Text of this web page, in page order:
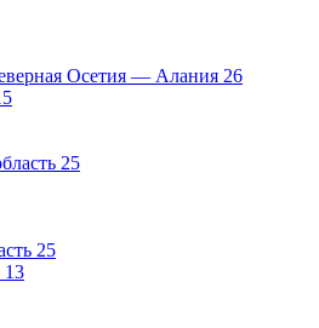
Осетия — Алания 26
25
25
13